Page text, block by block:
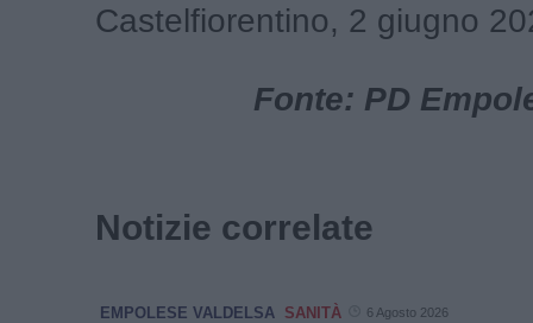
Castelfiorentino, 2 giugno
Fonte: PD
Notizie correlate
EMPOLESE VALDELSA SANITÀ 6 Agosto 2026